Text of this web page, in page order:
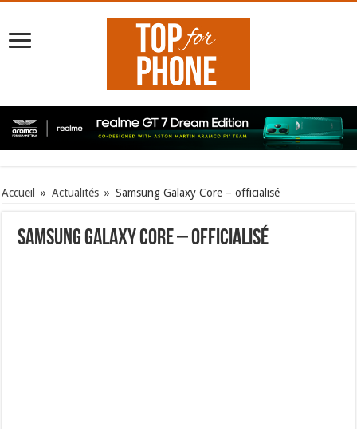
Accueil » Actualités » Samsung Galaxy Core – officialisé
Samsung Galaxy Core – officialisé